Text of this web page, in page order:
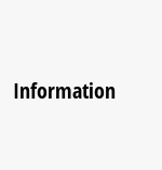
Information